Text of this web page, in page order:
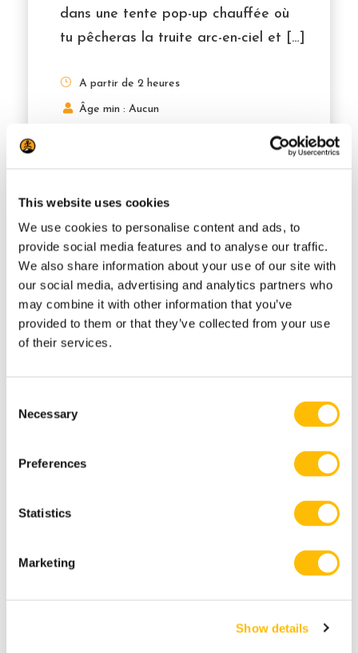
This website uses cookies
We use cookies to personalise content and ads, to
provide social media features and to analyse our traffic.
We also share information about your use of our site with
our social media, advertising and analytics partners who
may combine it with other information that you’ve
provided to them or that they’ve collected from your use
of their services.
Necessary
Preferences
Statistics
Marketing
Show details
A partir de 2 heures
Âge min : Aucun
dans une tente pop-up chauffée où
tu pêcheras la truite arc-en-ciel et […]
Pêche sur la glace guidée
chiens de traîneau